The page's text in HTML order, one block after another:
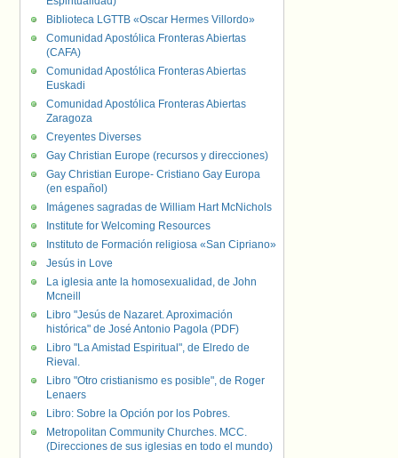
Biblioteca LGTTB «Oscar Hermes Villordo»
Comunidad Apostólica Fronteras Abiertas
(CAFA)
Comunidad Apostólica Fronteras Abiertas
Euskadi
Comunidad Apostólica Fronteras Abiertas
Zaragoza
Creyentes Diverses
Gay Christian Europe (recursos y direcciones)
Gay Christian Europe- Cristiano Gay Europa
(en español)
Imágenes sagradas de William Hart McNichols
Institute for Welcoming Resources
Instituto de Formación religiosa «San Cipriano»
Jesús in Love
La iglesia ante la homosexualidad, de John
Mcneill
Libro "Jesús de Nazaret. Aproximación
histórica" de José Antonio Pagola (PDF)
Libro "La Amistad Espiritual", de Elredo de
Rieval.
Libro "Otro cristianismo es posible", de Roger
Lenaers
Libro: Sobre la Opción por los Pobres.
Metropolitan Community Churches. MCC.
(Direcciones de sus iglesias en todo el mundo)